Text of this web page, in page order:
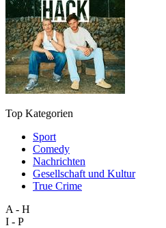
Top Kategorien
Sport
Comedy
Nachrichten
Gesellschaft und Kultur
True Crime
A - H
I - P